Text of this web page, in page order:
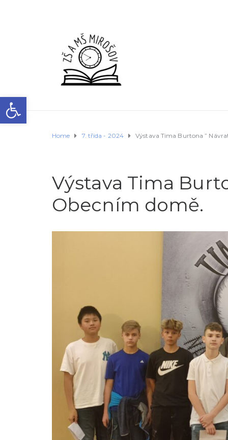
Open toolbar
Home 7. třída - 2024 Výstava Tima Burtona ”
Výstava Tima
Obecním domě.